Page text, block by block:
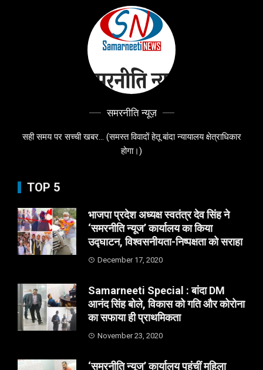
समरनीति न्यूज़
सही समय पर सच्ची खबर... (समस्त विवादों हेतू बांदा न्यायालय क्षेत्राधिकार
होगा।)
TOP 5
भाजपा प्रदेश अध्यक्ष स्वतंत्र देव सिंह ने
‘समरनीति न्यूज’ कार्यालय का किया
उद्घाटन, विश्वसनीयता-निष्पक्षता को सराहा
December 17, 2020
Samarneeti Special : बांदा DM
आनंद सिंह बोले, विकास को गति और कोरोना
का सफाया ही प्राथमिकता
November 23, 2020
‘समरनीति न्यूज’ कार्यालय पहुंचीं महिला